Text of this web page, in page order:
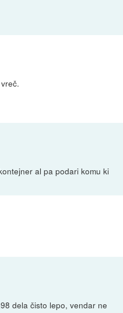
al pa podari komu ki
dela čisto lepo, vendar ne